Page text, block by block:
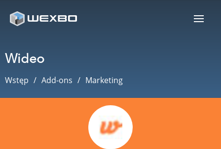
Wideo
Wstęp Add-ons Marketing